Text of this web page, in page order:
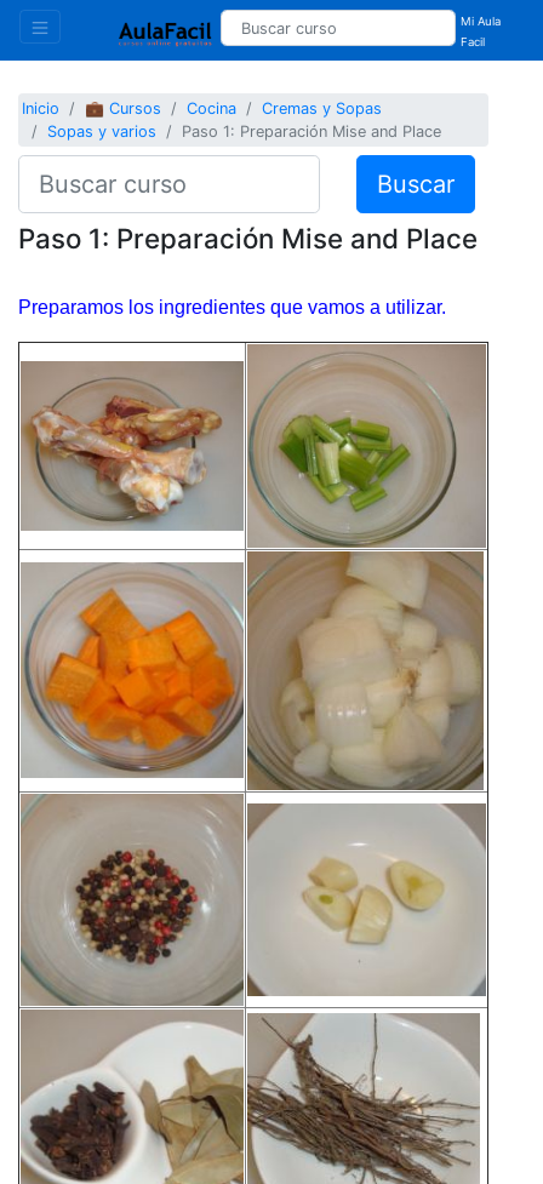
Mi Aula
Facil
Inicio 💼 Cursos Cocina
Cremas y Sopas
Sopas y varios
Paso 1: Preparación Mise and Place
Buscar
Paso 1: Preparación Mise and Place
Preparamos los ingredientes que vamos a utilizar.